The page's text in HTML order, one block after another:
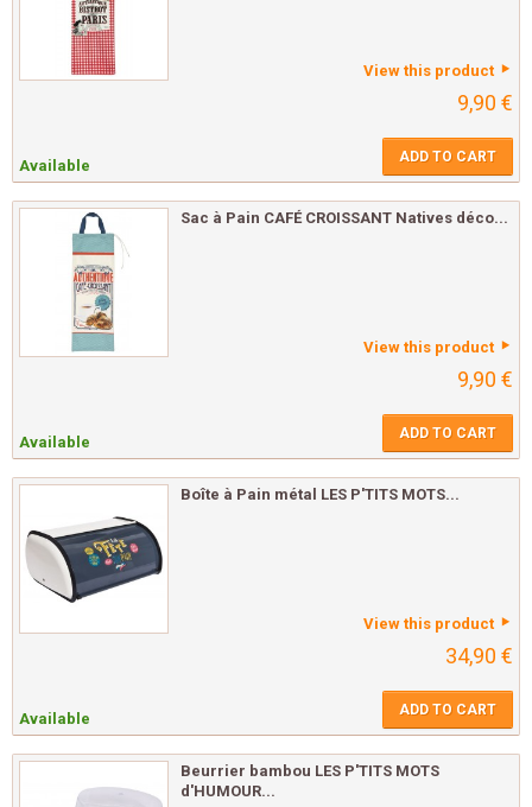
View this product
9,90 €
Available ADD TO CART
Sac à Pain CAFÉ CROISSANT Natives déco...
View this product
9,90 €
Available ADD TO CART
Boîte à Pain métal LES P'TITS MOTS...
View this product
34,90 €
Available ADD TO CART
Beurrier bambou LES P'TITS MOTS
d'HUMOUR...